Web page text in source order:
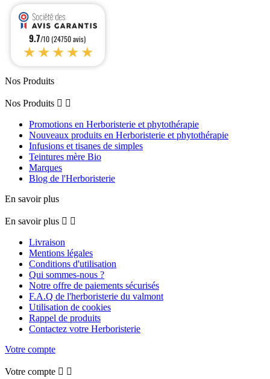
9.7/10 (24750 avis)
★★★★★
Nos Produits
Nos Produits  
Promotions en Herboristerie et phytothérapie
Nouveaux produits en Herboristerie et phytothérapie
Infusions et tisanes de simples
Teintures mère Bio
Marques
Blog de l'Herboristerie
En savoir plus
En savoir plus  
Livraison
Mentions légales
Conditions d'utilisation
Qui sommes-nous ?
Notre offre de paiements sécurisés
F.A.Q de l'herboristerie du valmont
Utilisation de cookies
Rappel de produits
Contactez votre Herboristerie
Votre compte
Votre compte  